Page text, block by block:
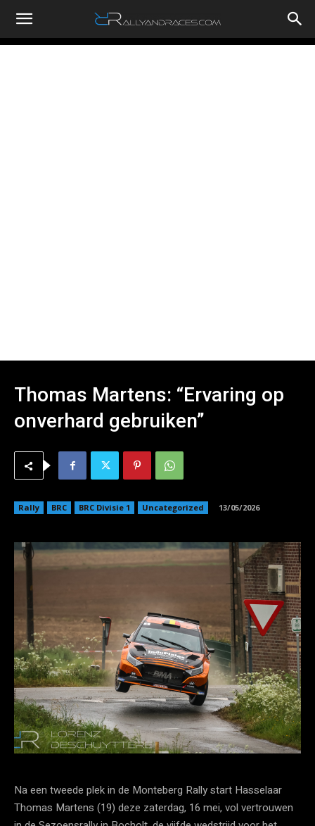
RallyandRaces.com
Thomas Martens: “Ervaring op
onverhard gebruiken”
Rally BRC BRC Divisie 1 Uncategorized 13/05/2026
Na een tweede plek in de Monteberg Rally start Hasselaar
Thomas Martens (19) deze zaterdag, 16 mei, vol vertrouwen